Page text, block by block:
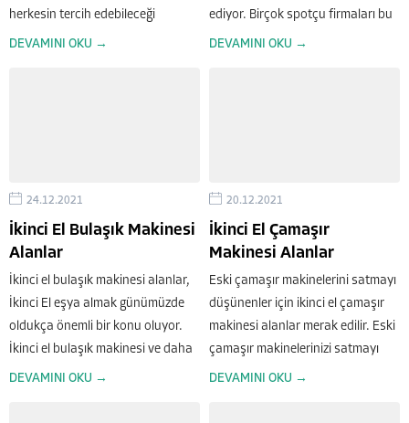
herkesin tercih edebileceği
eşyalardandır. İkinci el olmasının
DEVAMINI OKU →
ediyor. Birçok spotçu firmaları bu
hizmeti sunarken beklentilere
DEVAMINI OKU →
24.12.2021
İkinci El Bulaşık Makinesi
Alanlar
İkinci el bulaşık makinesi alanlar,
İkinci El eşya almak günümüzde
oldukça önemli bir konu oluyor.
İkinci el bulaşık makinesi ve daha
pek çok ürün alımı için satıcının
DEVAMINI OKU →
20.12.2021
İkinci El Çamaşır
Makinesi Alanlar
Eski çamaşır makinelerini satmayı
düşünenler için ikinci el çamaşır
makinesi alanlar merak edilir. Eski
çamaşır makinelerinizi satmayı
düşünüyorsanız firmamız ile
DEVAMINI OKU →